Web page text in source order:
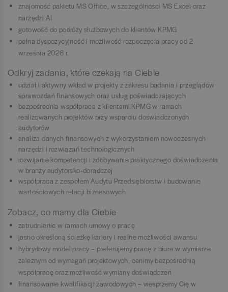
znajomość pakietu MS Office, w szczególności MS Excel oraz
narzędzi AI
gotowość do podróży służbowych do klientów KPMG
pełna dyspozycyjność i możliwość rozpoczęcia pracy od 2
września 2026 r.
Odkryj zadania, które czekają na Ciebie
udział i aktywny wkład w projekty z zakresu badania i przeglądów
sprawozdań finansowych oraz usług poświadczających
bezpośrednia współpraca z klientami KPMG w ramach
realizowanych projektów przy wsparciu doświadczonych
audytorów
analiza danych finansowych z wykorzystaniem nowoczesnych
narzędzi i rozwiązań technologicznych
rozwijanie kompetencji i zdobywanie praktycznego doświadczenia
w branży audytorsko‑doradczej
współpraca z zespołem Audytu Przedsiębiorstw i budowanie
wartościowych relacji biznesowych
Zobacz, co mamy dla Ciebie
zatrudnienie w ramach umowy o pracę
jasno określoną ścieżkę kariery i realne możliwości awansu
hybrydowy model pracy – preferujemy pracę z biura w wymiarze
zależnym od wymagań projektowych, cenimy bezpośrednią
współpracę oraz możliwość wymiany doświadczeń
finansowanie kwalifikacji zawodowych – wesprzemy Cię w